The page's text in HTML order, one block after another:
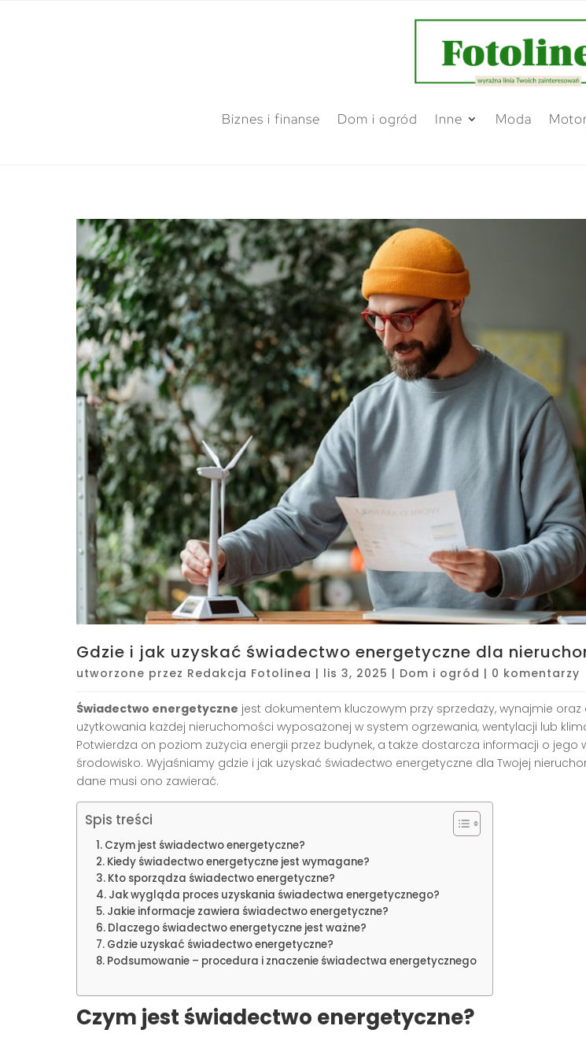
Biznes i finanse Dom i ogród Inne Moda
Gdzie i jak uzyskać świadectwo energetyczne dla
utworzone przez Redakcja Fotolinea | lis 3, 2025 | Dom i ogród | 0 komentarzy
Świadectwo energetyczne jest dokumentem kluczowym przy sprzedaży, wynajmie
użytkowania każdej nieruchomości wyposażonej w system ogrzewania, wentylacji lub
Potwierdza on poziom zużycia energii przez budynek, a także dostarcza informacji o jego
środowisko. Wyjaśniamy gdzie i jak uzyskać świadectwo energetyczne dla Twojej
dane musi ono zawierać.
Spis treści
Czym jest świadectwo energetyczne?
Kiedy świadectwo energetyczne jest wymagane?
Kto sporządza świadectwo energetyczne?
Jak wygląda proces uzyskania świadectwa energetycznego?
Jakie informacje zawiera świadectwo energetyczne?
Dlaczego świadectwo energetyczne jest ważne?
Gdzie uzyskać świadectwo energetyczne?
Podsumowanie – procedura i znaczenie świadectwa energetycznego
Czym jest świadectwo energetyczne?